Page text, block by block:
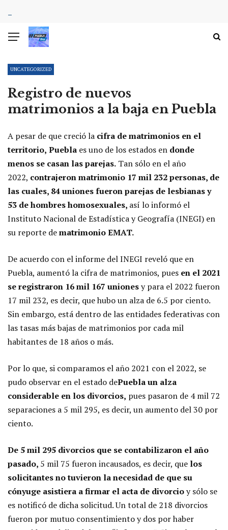
UNCATEGORIZED
Registro de nuevos
matrimonios a la baja en Puebla
A pesar de que creció la cifra de matrimonios en el
territorio, Puebla es uno de los estados en donde
menos se casan las parejas. Tan sólo en el año
2022, contrajeron matrimonio 17 mil 232 personas, de
las cuales, 84 uniones fueron parejas de lesbianas y
53 de hombres homosexuales, así lo informó el
Instituto Nacional de Estadística y Geografía (INEGI) en
su reporte dematrimonio EMAT.
De acuerdo con el informe del INEGI reveló que en
Puebla, aumentó la cifra de matrimonios, pues en el 2021
se registraron 16 mil 167 unionesy para el 2022 fueron
17 mil 232, es decir, que hubo un alza de 6.5 por ciento.
Sin embargo, está dentro de las entidades federativas con
las tasas más bajas de matrimonios por cada mil
habitantes de 18 años o más.
Por lo que, si comparamos el año 2021 con el 2022, se
pudo observar en el estado dePuebla un alza
considerable en los divorcios, pues pasaron de 4 mil 72
separaciones a 5 mil 295, es decir, un aumento del 30 por
ciento.
De 5 mil 295 divorcios que se contabilizaron el año
pasado, 5 mil 75 fueron incausados, es decir, que los
solicitantes no tuvieron la necesidad de que su
cónyuge asistiera a firmar el acta de divorcioy sólo se
es notificó de dicha solicitud. Un total de 218 divorcios
fueron por mutuo consentimiento y dos por haber